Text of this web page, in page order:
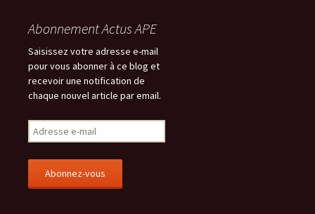
Abonnement Actus APE
Saisissez votre adresse e-mail
pour vous abonner à ce blog et
recevoir une notification de
chaque nouvel article par email.
d
r
s